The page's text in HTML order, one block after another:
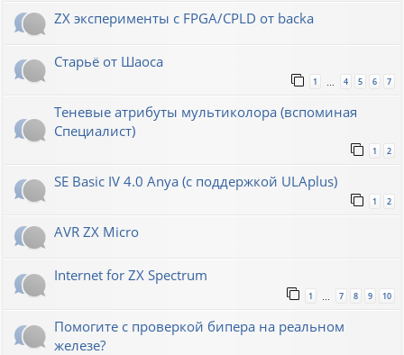
ZX эксперименты с FPGA/CPLD от backa
Старьё от Шаоса
1 … 4 5 6 7
Теневые атрибуты мультиколора (вспоминая
Специалист)
1 2
SE Basic IV 4.0 Anya (с поддержкой ULAplus)
1 2
AVR ZX Micro
Internet for ZX Spectrum
1 7 8 9 10
Помогите с проверкой бипера на реальном
железе?